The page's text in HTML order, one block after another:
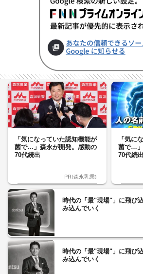
「気になっていた認知機能が
菌で…」森永が開発。感動の
70代続出
PR(森永乳業)
「気に
菌で…
70代続出
時代の「最"現場"」に飛び
み込んでいく
時代の「最"現場"」に飛び
み込んでいく